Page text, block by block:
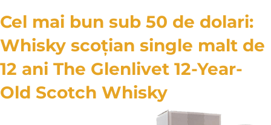
Cel mai bun sub 50 de dolari:
Whisky scoțian single malt de
12 ani The Glenlivet 12-Year-
Old Scotch Whisky